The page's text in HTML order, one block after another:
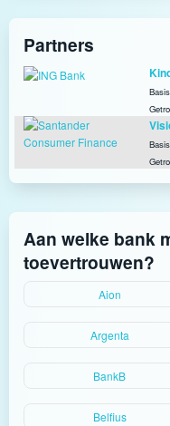
Partners
Aan welke bank
toevertrouwen?
Aion
Argenta
BankB
Belfius